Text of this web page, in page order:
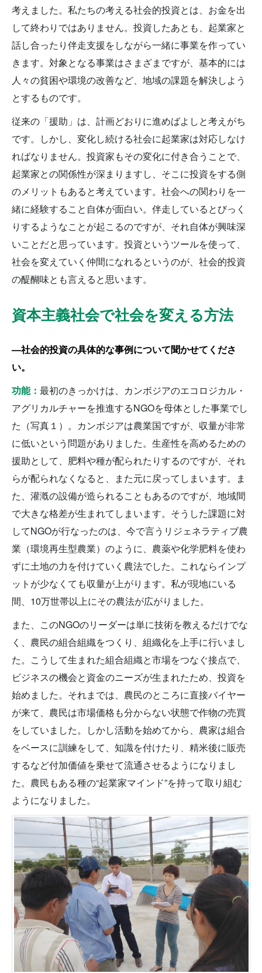
考えました。私たちの考える社会的投資とは、お金を出
して終わりではありません。投資したあとも、起業家と
話し合ったり伴走支援をしながら一緒に事業を作ってい
きます。対象となる事業はさまざまですが、基本的には
人々の貧困や環境の改善など、地域の課題を解決しよう
とするものです。
従来の「援助」は、計画どおりに進めばよしと考えがち
です。しかし、変化し続ける社会に起業家は対応しなけ
ればなりません。投資家もその変化に付き合うことで、
起業家との関係性が深まりますし、そこに投資をする側
のメリットもあると考えています。社会への関わりを一
緒に経験すること自体が面白い。伴走しているとびっく
りするようなことが起こるのですが、それ自体が興味深
いことだと思っています。投資というツールを使って、
社会を変えていく仲間になれるというのが、社会的投資
の醍醐味とも言えると思います。
資本主義社会で社会を変える方法
—社会的投資の具体的な事例について聞かせてくださ
い。
功能： 最初のきっかけは、カンボジアのエコロジカル・
アグリカルチャーを推進するNGOを母体とした事業でし
た（写真１）。カンボジアは農業国ですが、収量が非常
に低いという問題がありました。生産性を高めるための
援助として、肥料や種が配られたりするのですが、それ
らが配られなくなると、また元に戻ってしまいます。ま
た、灌漑の設備が造られることもあるのですが、地域間
で大きな格差が生まれてしまいます。そうした課題に対
してNGOが行なったのは、今で言うリジェネラティブ農
業（環境再生型農業）のように、農薬や化学肥料を使わ
ずに土地の力を付けていく農法でした。これならインプ
ットが少なくても収量が上がります。私が現地にいる
間、10万世帯以上にその農法が広がりました。
また、このNGOのリーダーは単に技術を教えるだけでな
く、農民の組合組織をつくり、組織化を上手に行いまし
た。こうして生まれた組合組織と市場をつなぐ接点で、
ビジネスの機会と資金のニーズが生まれたため、投資を
始めました。それまでは、農民のところに直接バイヤー
が来て、農民は市場価格も分からない状態で作物の売買
をしていました。しかし活動を始めてから、農家は組合
をベースに訓練をして、知識を付けたり、精米後に販売
するなど付加価値を乗せて流通させるようになりまし
た。農民もある種の“起業家マインド”を持って取り組む
ようになりました。